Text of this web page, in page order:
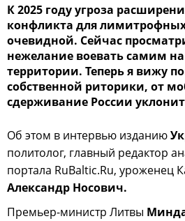
К 2025 году угроза
конфликта для лимитрофных
очевидной. Сейчас
нежелание воевать самим
территории. Теперь я вижу
собственной риторики, от
сдерживание России
Об этом в интервью изданию
политолог, главный редактор
портала RuBaltic.Ru, уроженец
Александр Носович.
Премьер-министр Литвы